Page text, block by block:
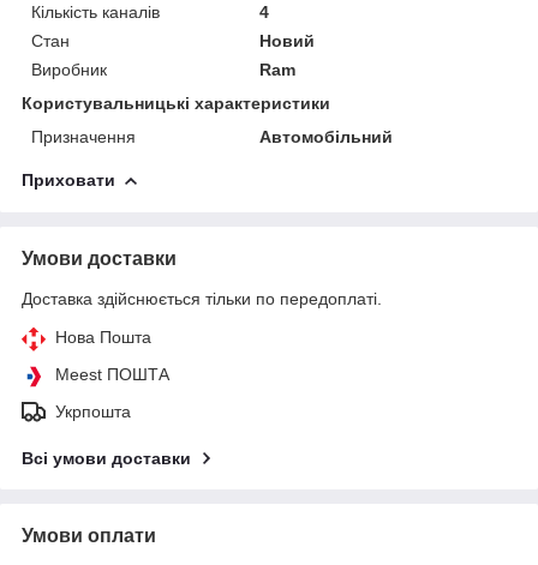
Кількість каналів
4
Стан
Новий
Виробник
Ram
Користувальницькі характеристики
Призначення
Автомобільний
Приховати
Умови доставки
Доставка здійснюється тільки по передоплаті.
Нова Пошта
Meest ПОШТА
Укрпошта
Всі умови доставки
Умови оплати